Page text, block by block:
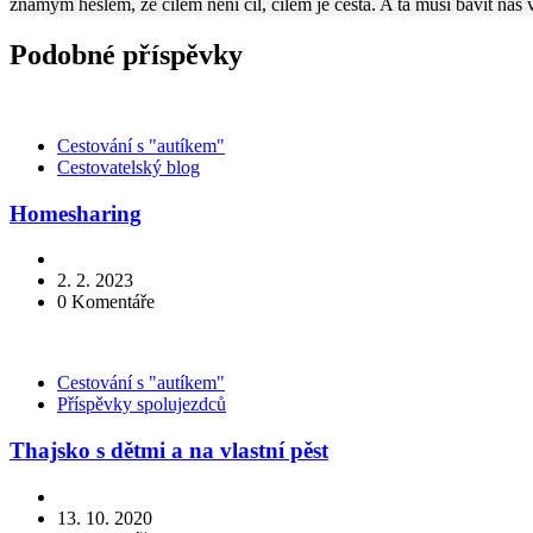
známým heslem, že cílem není cíl, cílem je cesta. A ta musí bavit nás
Podobné příspěvky
KategorieCestování s "autíkem"
Cestovatelský blog
Homesharing
2. 2. 2023
0 Komentáře
KategorieCestování s "autíkem"
Příspěvky spolujezdců
Thajsko s dětmi a na vlastní pěst
13. 10. 2020